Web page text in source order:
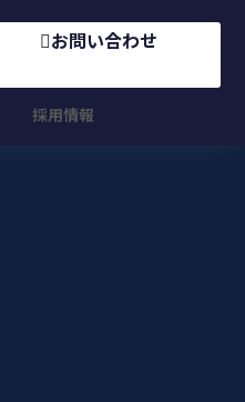
お問い合わせ
採用情報